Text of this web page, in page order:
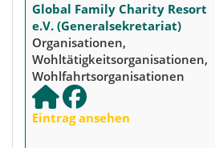
Global Family Charity Resort
e.V. (Generalsekretariat)
Organisationen,
Wohltätigkeitsorganisationen,
Wohlfahrtsorganisationen
Eintrag ansehen